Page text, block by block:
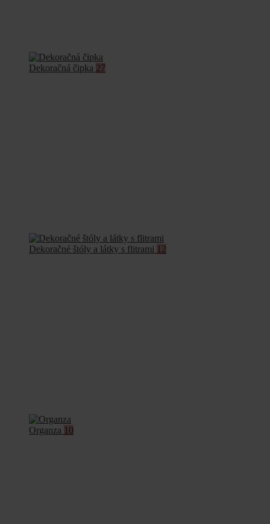
Dekoračná čipka 27
Dekoračné štóly a látky s flitrami 12
Organza 10